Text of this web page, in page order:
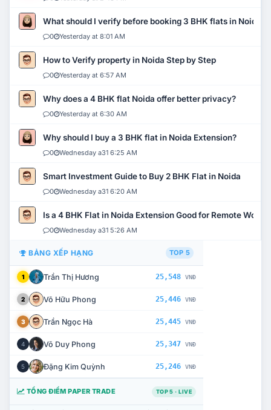
What should I verify before booking 3 BHK flats in Noida?
0 Yesterday at 8:01 AM
How to Verify property in Noida Step by Step
0 Yesterday at 6:57 AM
Why does a 4 BHK flat Noida offer better privacy?
0 Yesterday at 6:30 AM
Why should I buy a 3 BHK flat in Noida Extension?
0 Wednesday a31 6:25 AM
Smart Investment Guide to Buy 2 BHK Flat in Noida
0 Wednesday a31 6:20 AM
Is a 4 BHK Flat in Noida Extension Good for Remote Work?
0 Wednesday a31 5:26 AM
BẢNG XẾP HẠNG TOP 5
1 Trần Thị Hương 25,548 VNĐ
2 Võ Hữu Phong 25,446 VNĐ
3 Trần Ngọc Hà 25,445 VNĐ
4 Võ Duy Phong 25,347 VNĐ
5 Đặng Kim Quỳnh 25,246 VNĐ
TỔNG ĐIỂM PAPER TRADE TOP 5 · LIVE